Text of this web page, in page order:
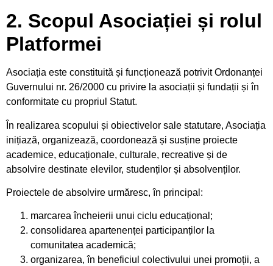
2. Scopul Asociației și rolul
Platformei
Asociația este constituită și funcționează potrivit Ordonanței
Guvernului nr. 26/2000 cu privire la asociații și fundații și în
conformitate cu propriul Statut.
În realizarea scopului și obiectivelor sale statutare, Asociația
inițiază, organizează, coordonează și susține proiecte
academice, educaționale, culturale, recreative și de
absolvire destinate elevilor, studenților și absolvenților.
Proiectele de absolvire urmăresc, în principal:
marcarea încheierii unui ciclu educațional;
consolidarea apartenenței participanților la
comunitatea academică;
organizarea, în beneficiul colectivului unei promoții, a